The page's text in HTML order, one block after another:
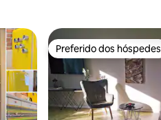
Preferido dos hóspedes
Preferido dos hóspedes